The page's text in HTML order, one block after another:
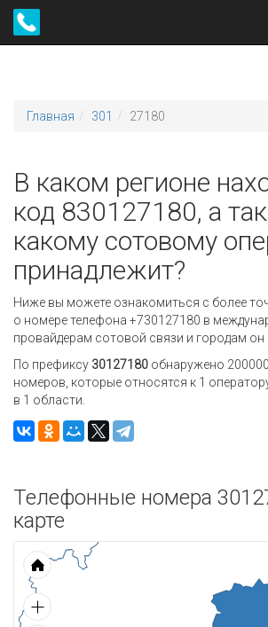
Главная 301 27180
В каком регионе
код 830127180, а
какому сотовому
принадлежит?
Ниже вы можете ознакомиться с более
о номере телефона +730127180 в
провайдерам сотовой связи и городам он
По префиксу 30127180 обнаружено
номеров, которые относятся к 1
в 1 области.
Телефонные номера
карте